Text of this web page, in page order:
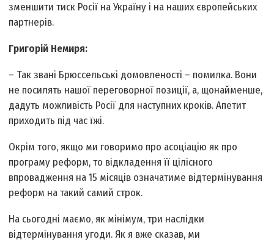
зменшити тиск Росії на Україну і на наших європейських
партнерів.
Григорій Немиря:
– Так звані Брюссельські домовленості – помилка. Вони
не посилять нашої переговорної позиції, а, щонайменше,
дадуть можливість Росії для наступних кроків. Апетит
приходить під час їжі.
Окрім того, якщо ми говоримо про асоціацію як про
програму реформ, то відкладення її цілісного
впровадження на 15 місяців означатиме відтермінування
реформ на такий самий строк.
На сьогодні маємо, як мінімум, три наслідки
відтермінування угоди. Як я вже сказав, ми